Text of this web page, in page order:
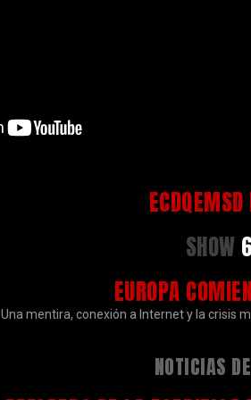
ECDQEMSD
SHOW
EUROPA
Una mentira, conexión a Internet y la crisis
NOTICIAS